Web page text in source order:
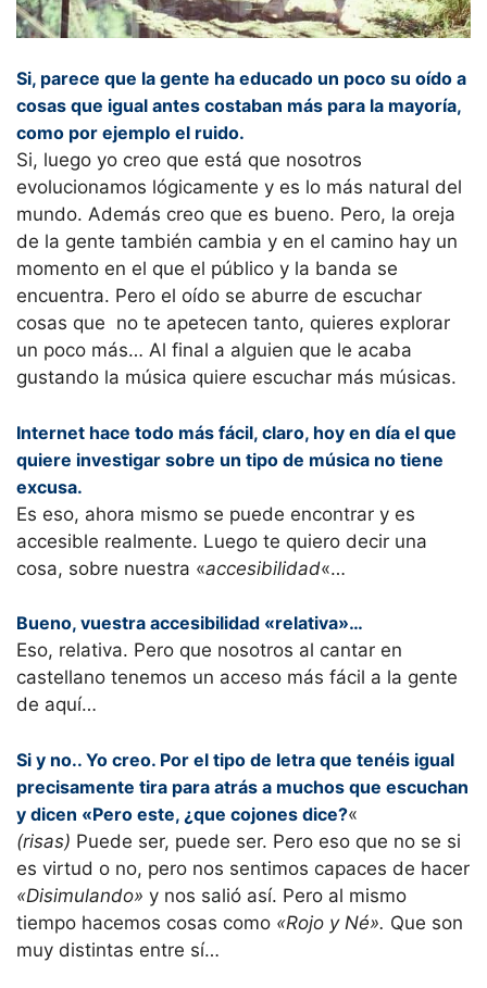
Si, parece que la gente ha educado un poco su oído a
cosas que igual antes costaban más para la mayoría,
como por ejemplo el ruido.
Si, luego yo creo que está que nosotros
evolucionamos lógicamente y es lo más natural del
mundo. Además creo que es bueno. Pero, la oreja
de la gente también cambia y en el camino hay un
momento en el que el público y la banda se
encuentra. Pero el oído se aburre de escuchar
cosas que no te apetecen tanto, quieres explorar
un poco más… Al final a alguien que le acaba
gustando la música quiere escuchar más músicas.
Internet hace todo más fácil, claro, hoy en día el que
quiere investigar sobre un tipo de música no tiene
excusa.
Es eso, ahora mismo se puede encontrar y es
accesible realmente. Luego te quiero decir una
cosa, sobre nuestra «accesibilidad«…
Bueno, vuestra accesibilidad «relativa»…
Eso, relativa. Pero que nosotros al cantar en
castellano tenemos un acceso más fácil a la gente
de aquí…
Si y no.. Yo creo. Por el tipo de letra que tenéis igual
precisamente tira para atrás a muchos que escuchan
y dicen «Pero este, ¿que cojones dice?«
(risas) Puede ser, puede ser. Pero eso que no se si
es virtud o no, pero nos sentimos capaces de hacer
«Disimulando» y nos salió así. Pero al mismo
tiempo hacemos cosas como «Rojo y Né». Que son
muy distintas entre sí…